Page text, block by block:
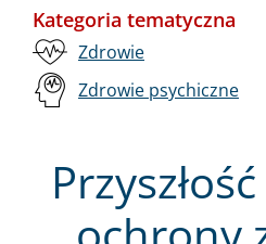
Kategoria tematyczna
Zdrowie
Zdrowie psychiczne